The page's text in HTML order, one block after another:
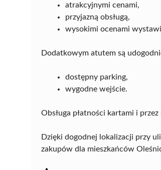
atrakcyjnymi cenami,
przyjazną obsługą,
wysokimi ocenami
Dodatkowym atutem są
dostępny parking,
wygodne wejście.
Obsługa płatności kartami i
Dzięki dogodnej lokalizacji przy
zakupów dla mieszkańców